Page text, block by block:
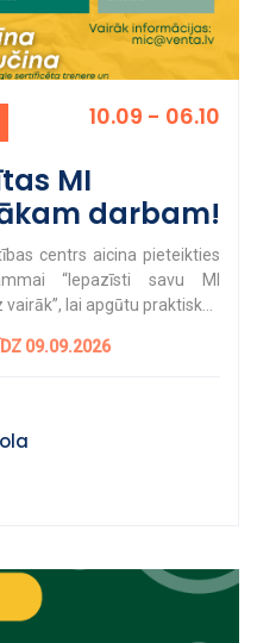
10.09 - 06.10
MI
darbam!
centrs aicina pieteikties
“Iepazīsti savu MI
lai apgūtu praktiskas
kļūst par mūsu ikdienas
kā MI izmantot gudri, droši
dalībnieki apgūs MI rīku
satura rādīšanai un
apstrāde un liela
Nākotnes darba vide,
09.09.2026